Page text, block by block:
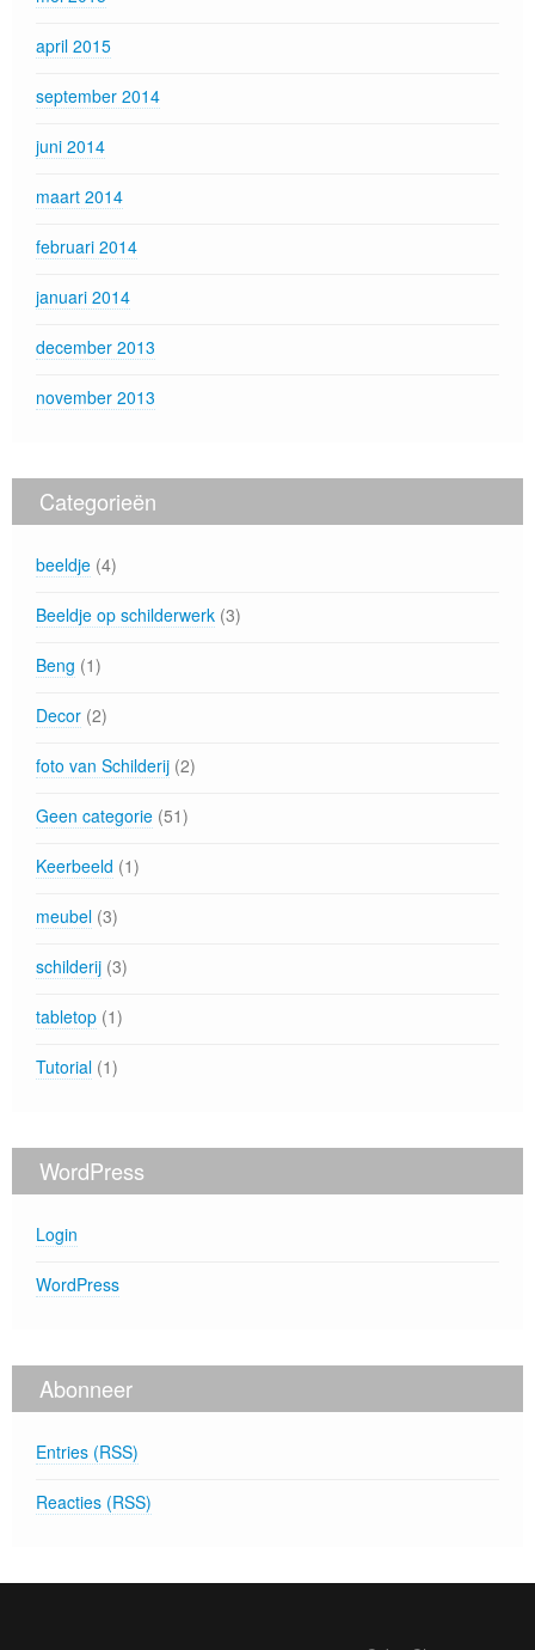
april 2015
september 2014
juni 2014
maart 2014
februari 2014
januari 2014
december 2013
november 2013
Categorieën
beeldje (4)
Beeldje op schilderwerk (3)
Beng (1)
Decor (2)
foto van Schilderij (2)
Geen categorie (51)
Keerbeeld (1)
meubel (3)
schilderij (3)
tabletop (1)
Tutorial (1)
WordPress
Login
WordPress
Abonneer
Entries (RSS)
Reacties (RSS)